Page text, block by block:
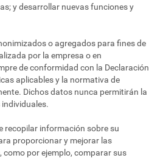
y desarrollar nuevas funciones y
o agregados para fines de
por la empresa o en
de conformidad con la Declaración
aplicables y la normativa de
Dichos datos nunca permitirán la
recopilar información sobre su
proporcionar y mejorar las
como por ejemplo, comparar sus